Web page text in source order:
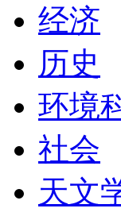
经济
历史
环境
社会
天文